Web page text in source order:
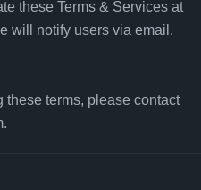
will notify users via email.
.